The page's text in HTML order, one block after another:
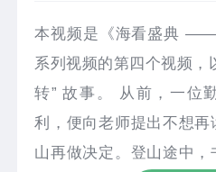
本视频是《海看盛典
系列视频的第四个视频，
转” 故事。 从前，一位
利，便向老师提出不想
山再做决定。登山途中